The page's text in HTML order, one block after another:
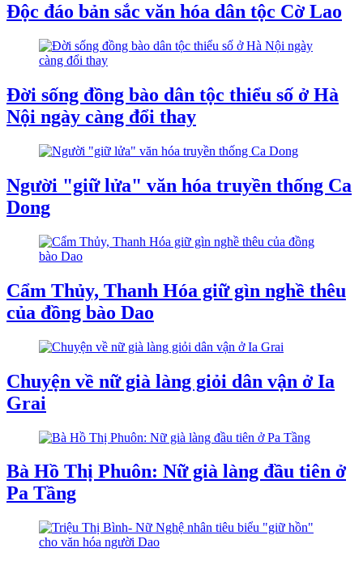
Độc đáo bản sắc văn hóa dân tộc Cờ Lao
Đời sống đồng bào dân tộc thiểu số ở Hà
Nội ngày càng đổi thay
Người "giữ lửa" văn hóa truyền thống Ca
Dong
Cẩm Thủy, Thanh Hóa giữ gìn nghề thêu
của đồng bào Dao
Chuyện về nữ già làng giỏi dân vận ở Ia
Grai
Bà Hồ Thị Phuôn: Nữ già làng đầu tiên ở
Pa Tầng